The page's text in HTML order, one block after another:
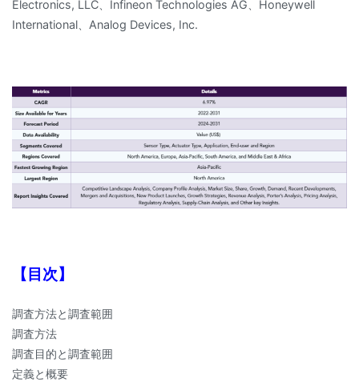
Electronics, LLC、Infineon Technologies AG、Honeywell
International、Analog Devices, Inc.
【目次】
調査方法と調査範囲
調査方法
調査目的と調査範囲
定義と概要